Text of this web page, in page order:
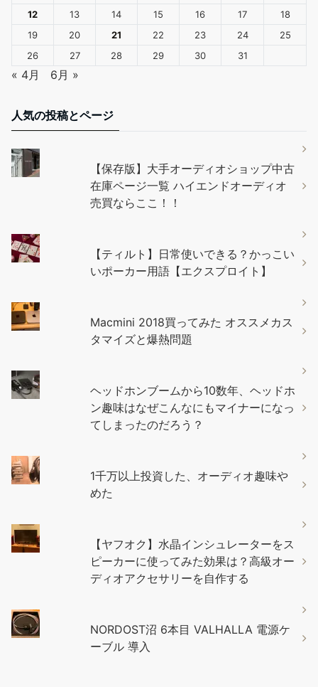
12 13 14 15 16 17
18
19
20 21 22 23 24
25
26
27 28 29 30 31
« 4月 6月 »
人気の投稿とページ
【保存版】大手オーディオショップ中古
在庫ページ一覧 ハイエンドオーディオ
売買ならここ！！
【ティルト】日常使いできる？かっこい
いポーカー用語【エクスプロイト】
Macmini 2018買ってみた オススメカス
タマイズと爆熱問題
ヘッドホンブームから10数年、ヘッドホ
ン趣味はなぜこんなにもマイナーになっ
てしまったのだろう？
1千万以上投資した、オーディオ趣味や
めた
【ヤフオク】水晶インシュレーターをス
ピーカーに使ってみた効果は？高級オー
ディオアクセサリーを自作する
NORDOST沼 6本目 VALHALLA 電源ケ
ーブル 導入